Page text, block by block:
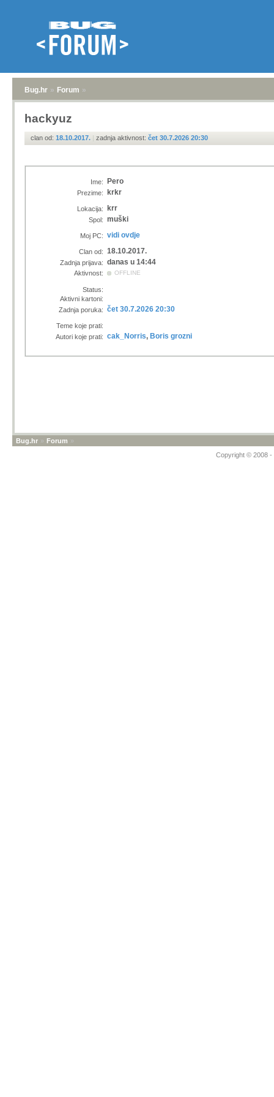
Bug.hr » Forum »
hackyuz
clan od: 18.10.2017. | zadnja aktivnost: čet 30.7.2026 20:30
Ime: Pero
Prezime: krkr
Lokacija: krr
Spol: muški
Moj PC: vidi ovdje
Clan od: 18.10.2017.
Zadnja prijava: danas u 14:44
Aktivnost: OFFLINE
Status:
Aktivni kartoni:
Zadnja poruka: čet 30.7.2026 20:30
Teme koje prati:
Autori koje prati: cak_Norris, Boris grozni
Bug.hr » Forum »
Copyright © 2008 -